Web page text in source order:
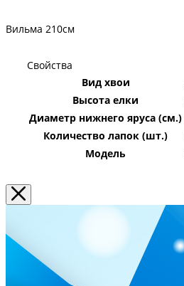
Вильма 210см
Свойства
Вид хвои
Высота елки
Диаметр нижнего яруса (см.)
Количество лапок (шт.)
Модель